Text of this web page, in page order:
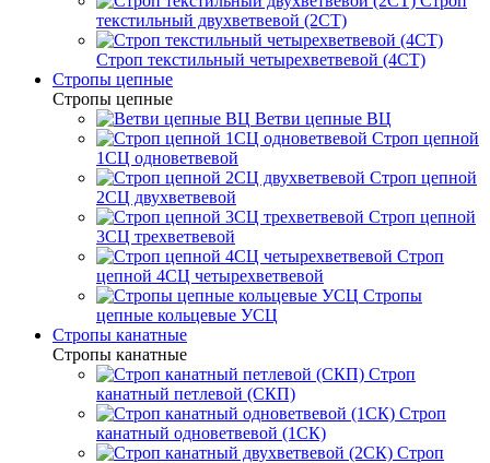
текстильный двухветвевой (2СТ)
Строп текстильный четырехветвевой (4СТ)
Стропы цепные
Стропы цепные
Ветви цепные ВЦ
Строп цепной
1СЦ одноветвевой
Строп цепной
2СЦ двухветвевой
Строп цепной
3СЦ трехветвевой
Строп
цепной 4СЦ четырехветвевой
Стропы
цепные кольцевые УСЦ
Стропы канатные
Стропы канатные
Строп
канатный петлевой (СКП)
Строп
канатный одноветвевой (1СК)
Строп